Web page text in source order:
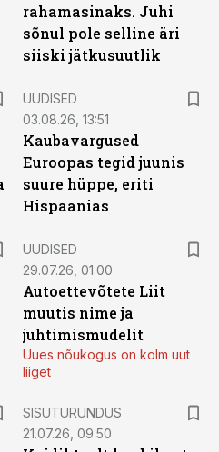
rahamasinaks. Juhi
sõnul pole selline äri
siiski jätkusuutlik
UUDISED
03.08.26, 13:51
Kaubavargused
Euroopas tegid juunis
suure hüppe, eriti
Hispaanias
UUDISED
29.07.26, 01:00
Autoettevõtete Liit
muutis nime ja
juhtimismudelit
Uues nõukogus on kolm uut
liiget
SISUTURUNDUS
21.07.26, 09:50